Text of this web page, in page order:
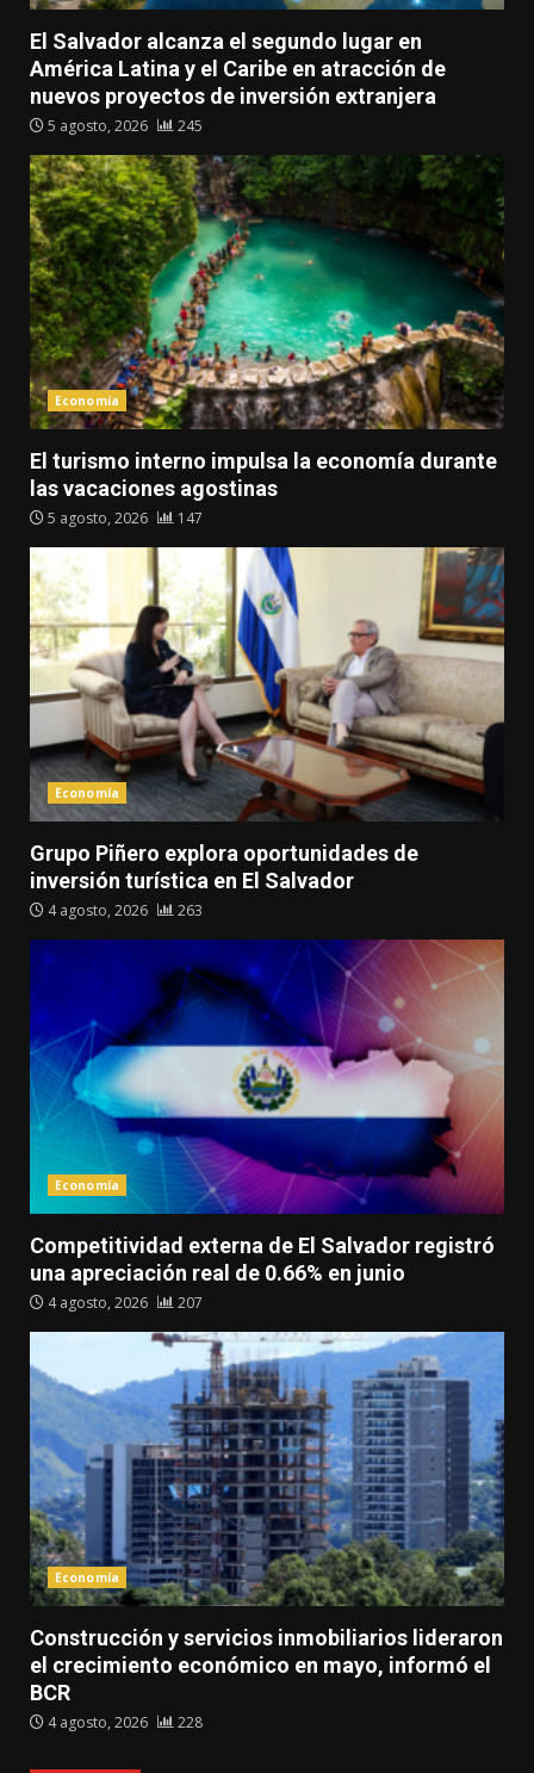
El Salvador alcanza el segundo lugar en
América Latina y el Caribe en atracción de
nuevos proyectos de inversión extranjera
5 agosto, 2026 245
Economía
El turismo interno impulsa la economía durante
las vacaciones agostinas
5 agosto, 2026 147
Economía
Grupo Piñero explora oportunidades de
inversión turística en El Salvador
4 agosto, 2026 263
Economía
Competitividad externa de El Salvador registró
una apreciación real de 0.66% en junio
4 agosto, 2026 207
Economía
Construcción y servicios inmobiliarios lideraron
el crecimiento económico en mayo, informó el
BCR
4 agosto, 2026 228